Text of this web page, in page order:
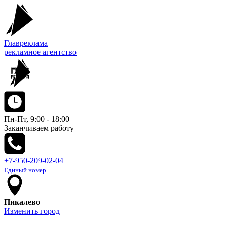
Главреклама
рекламное агентство
Пн-Пт, 9:00 - 18:00
Заканчиваем работу
+7-950-209-02-04
Единый номер
Пикалево
Изменить город